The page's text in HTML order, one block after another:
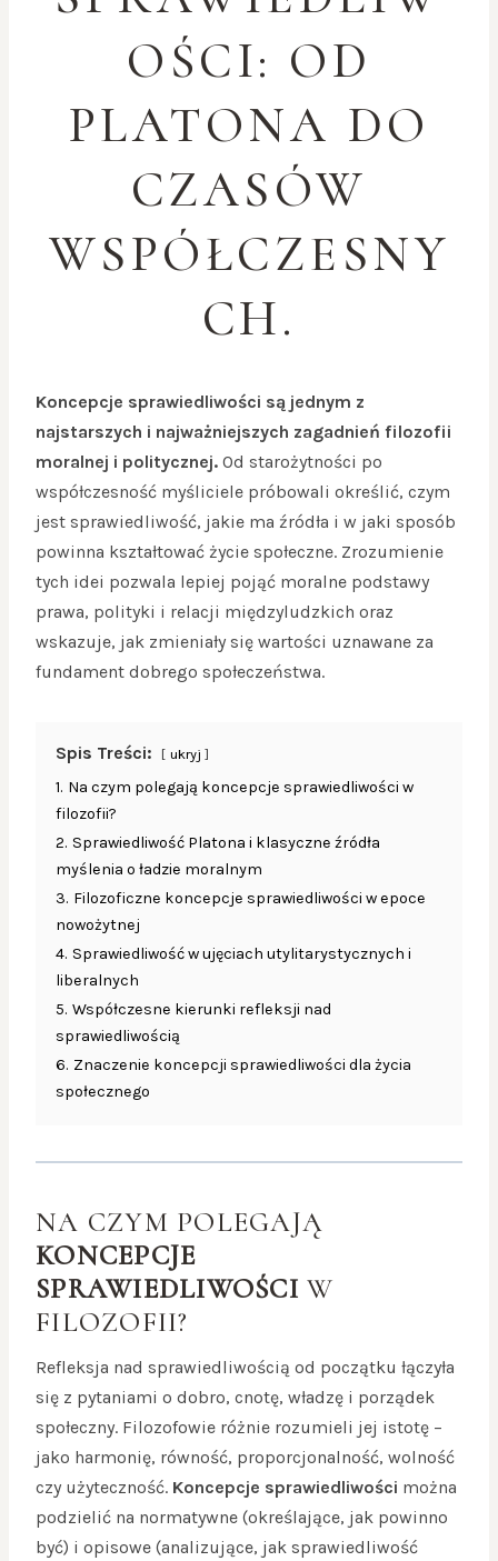
OŚCI: OD
PLATONA DO
CZASÓW
WSPÓŁCZESNY
CH.
Koncepcje sprawiedliwości są jednym z
najstarszych i najważniejszych zagadnień filozofii
moralnej i politycznej. Od starożytności po
współczesność myśliciele próbowali określić, czym
jest sprawiedliwość, jakie ma źródła i w jaki sposób
powinna kształtować życie społeczne. Zrozumienie
tych idei pozwala lepiej pojąć moralne podstawy
prawa, polityki i relacji międzyludzkich oraz
wskazuje, jak zmieniały się wartości uznawane za
fundament dobrego społeczeństwa.
Spis Treści: ukryj
1. Na czym polegają koncepcje sprawiedliwości w
filozofii?
2. Sprawiedliwość Platona i klasyczne źródła
myślenia o ładzie moralnym
3. Filozoficzne koncepcje sprawiedliwości w epoce
nowożytnej
4. Sprawiedliwość w ujęciach utylitarystycznych i
liberalnych
5. Współczesne kierunki refleksji nad
sprawiedliwością
6. Znaczenie koncepcji sprawiedliwości dla życia
społecznego
NA CZYM POLEGAJĄ
KONCEPCJE
SPRAWIEDLIWOŚCI W
FILOZOFII?
Refleksja nad sprawiedliwością od początku łączyła
się z pytaniami o dobro, cnotę, władzę i porządek
społeczny. Filozofowie różnie rozumieli jej istotę –
jako harmonię, równość, proporcjonalność, wolność
czy użyteczność. Koncepcje sprawiedliwości można
podzielić na normatywne (określające, jak powinno
być) i opisowe (analizujące, jak sprawiedliwość